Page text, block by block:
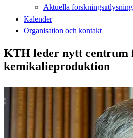
Aktuella
Kalender
Organisation och kontakt
KTH leder nytt centrum
kemikalieproduktion